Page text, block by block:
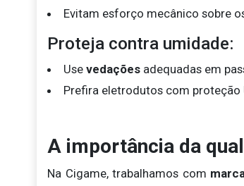
Evitam esforço mecânico sobre
Proteja contra umidade:
Use vedaçõesadequadas em
Prefira eletrodutos com proteção
A importância da
Na Cigame, trabalhamos com